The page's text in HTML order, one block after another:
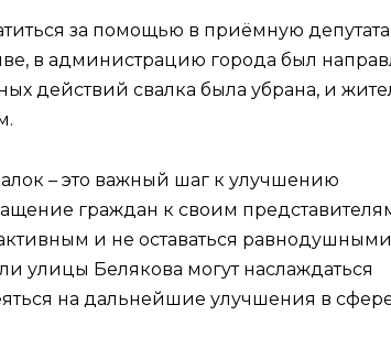
за помощью в приёмную депутата
в администрацию города был
действий свалка была убрана, и
– это важный шаг к улучшению
граждан к своим
и не оставаться
улицы Белякова могут наслаждаться
на дальнейшие улучшения в